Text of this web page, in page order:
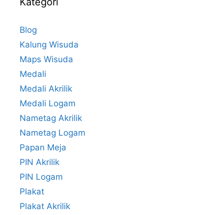
Blog
Kalung Wisuda
Maps Wisuda
Medali
Medali Akrilik
Medali Logam
Nametag Akrilik
Nametag Logam
Papan Meja
PIN Akrilik
PIN Logam
Plakat
Plakat Akrilik